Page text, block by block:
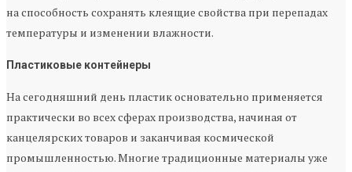
на способность сохранять клеящие свойства при перепадах
температуры и изменении влажности.
Пластиковые контейнеры
На сегодняшний день пластик основательно применяется
практически во всех сферах производства, начиная от
канцелярских товаров и заканчивая космической
промышленностью. Многие традиционные материалы уже